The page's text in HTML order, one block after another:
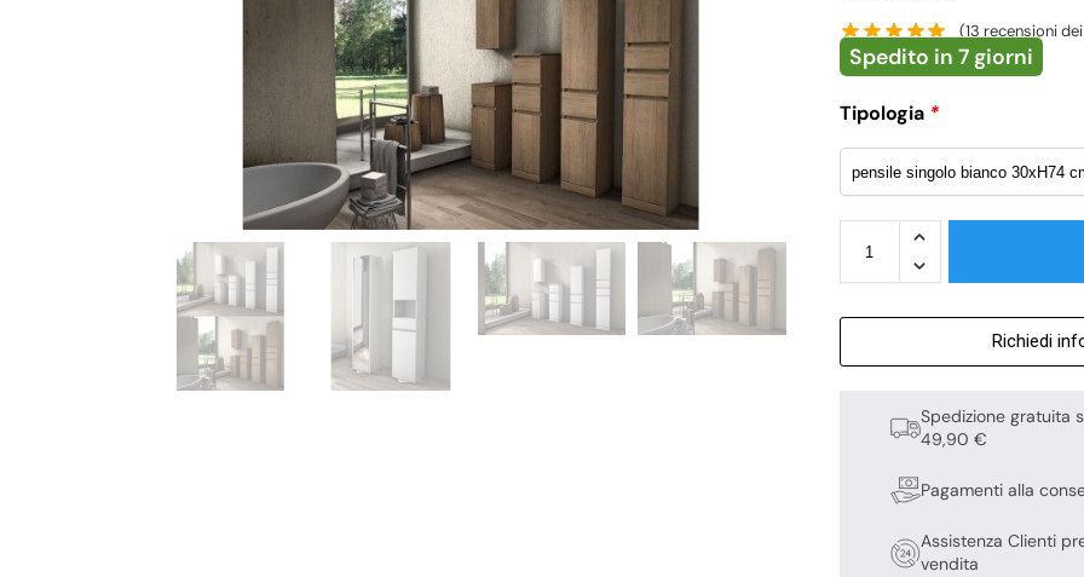
(13 recensioni
Spedito in 7 giorni
Tipologia *
Richiedi
Spedizione gratuita
49,90 €
Pagamenti alla
Assistenza Clienti
vendita